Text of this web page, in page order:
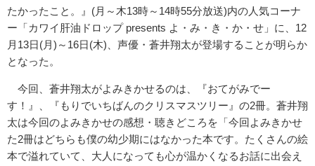
たかったこと。』(月～木13時～14時55分放送)内の人気コーナ
ー「カワイ肝油ドロップ presents よ・み・き・か・せ」に、12
月13日(月)～16日(木)、声優・蒼井翔太が登場することが明らか
となった。
今回、蒼井翔太がよみきかせるのは、『おてがみでー
す！』、『もりでいちばんのクリスマスツリー』の2冊。蒼井翔
太は今回のよみきかせの感想・聴きどころを「今回よみきかせ
た2冊はどちらも僕の幼少期にはなかった本です。たくさんの絵
本で溢れていて、大人になっても心が温かくなるお話に出会え